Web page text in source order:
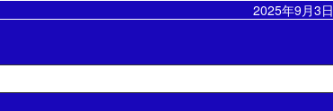
2025年9月3日